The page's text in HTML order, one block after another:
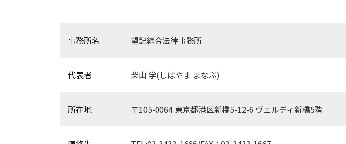
事務所名 望記綜合法律事務所
代表者 柴山 学(しばやま まなぶ)
所在地 〒105-0064 東京都港区新橋5-12-6 ヴェルディ新橋5階